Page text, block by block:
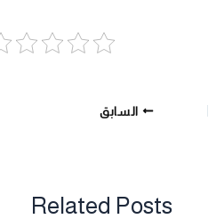
السابق
Related Posts